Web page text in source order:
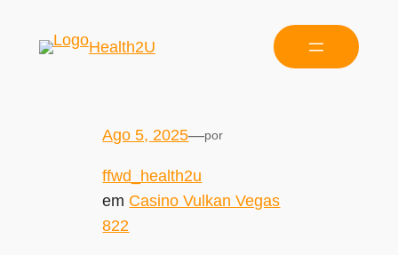
Health2U
Ago 5, 2025—por
ffwd_health2u
em Casino Vulkan Vegas
822